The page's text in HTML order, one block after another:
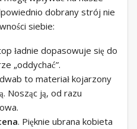
dobrany strój nie
siebie:
ładnie dopasowuje się do
„oddychać”.
to materiał kojarzony
Nosząc ją, od razu
. Pięknie ubrana kobieta